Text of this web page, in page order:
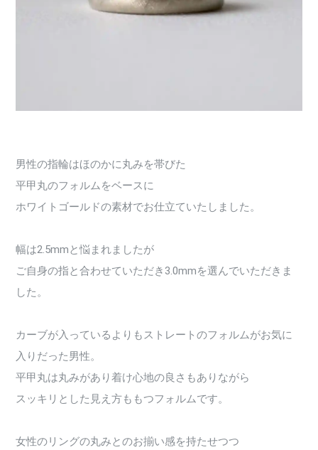
男性の指輪はほのかに丸みを帯びた
平甲丸のフォルムをベースに
ホワイトゴールドの素材でお仕立ていたしました。
幅は2.5mmと悩まれましたが
ご自身の指と合わせていただき3.0mmを選んでいただきま
した。
カーブが入っているよりもストレートのフォルムがお気に
入りだった男性。
平甲丸は丸みがあり着け心地の良さもありながら
スッキリとした見え方ももつフォルムです。
女性のリングの丸みとのお揃い感を持たせつつ